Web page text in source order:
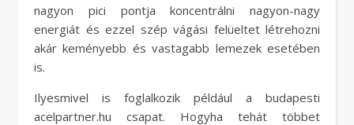
nagyon pici pontja koncentrálni nagyon-nagy
energiát és ezzel szép vágási felüeltet létrehozni
akár keményebb és vastagabb lemezek esetében
is.
Ilyesmivel is foglalkozik például a budapesti
acelpartner.hu csapat. Hogyha tehát többet